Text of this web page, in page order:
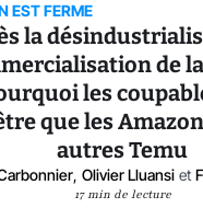
EST FERME
la
de
les
que les
autres Temu
, Olivier Lluansi et
17 min de lecture